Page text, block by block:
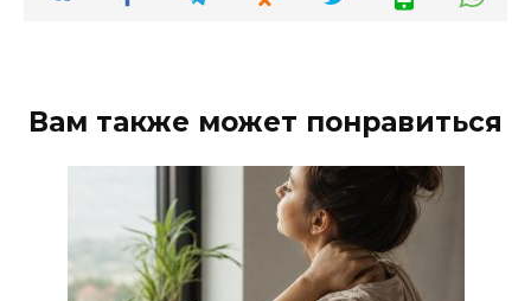
Вам также может понравиться